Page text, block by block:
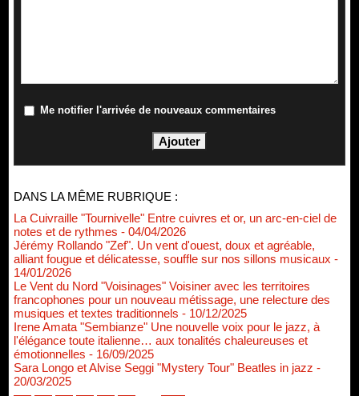
Me notifier l'arrivée de nouveaux commentaires
DANS LA MÊME RUBRIQUE :
La Cuivraille "Tournivelle" Entre cuivres et or, un arc-en-ciel de
notes et de rythmes - 04/04/2026
Jérémy Rollando "Zef". Un vent d'ouest, doux et agréable,
alliant fougue et délicatesse, souffle sur nos sillons musicaux -
14/01/2026
Le Vent du Nord "Voisinages" Voisiner avec les territoires
francophones pour un nouveau métissage, une relecture des
musiques et textes traditionnels - 10/12/2025
Irene Amata "Sembianze" Une nouvelle voix pour le jazz, à
l'élégance toute italienne… aux tonalités chaleureuses et
émotionnelles - 16/09/2025
Sara Longo et Alvise Seggi "Mystery Tour" Beatles in jazz -
20/03/2025